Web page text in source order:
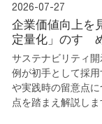
2026-07-27
企業価値向上を
定量化」のすゝ
サステナビリティ
例が初手として採
や実践時の留意点
点を踏まえ解説し